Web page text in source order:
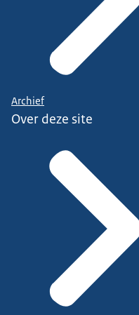
Archief
Over deze site